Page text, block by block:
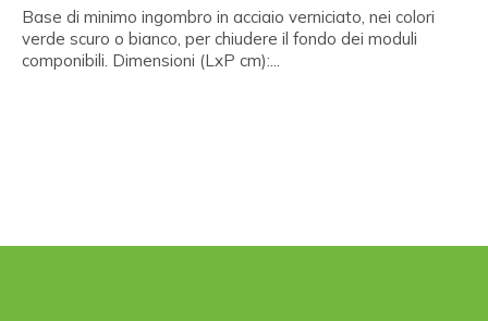
Base di minimo ingombro in acciaio verniciato, nei colori
verde scuro o bianco, per chiudere il fondo dei moduli
componibili. Dimensioni (LxP cm):...